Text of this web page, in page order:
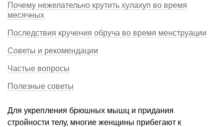
Почему нежелательно крутить хулахуп во время
месячных
Последствия кручения обруча во время менструации
Советы и рекомендации
Частые вопросы
Полезные советы
Для укрепления брюшных мышц и придания
стройности телу, многие женщины прибегают к